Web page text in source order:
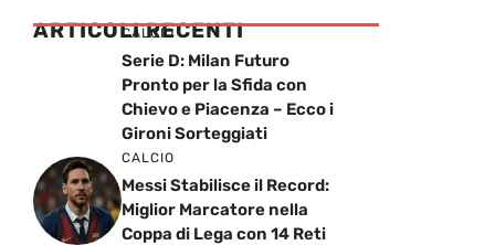
ARTICOLI RECENTI
CALCIO
Serie D: Milan Futuro
Pronto per la Sfida con
Chievo e Piacenza – Ecco i
Gironi Sorteggiati
CALCIO
Messi Stabilisce il Record:
Miglior Marcatore nella
Coppa di Lega con 14 Reti